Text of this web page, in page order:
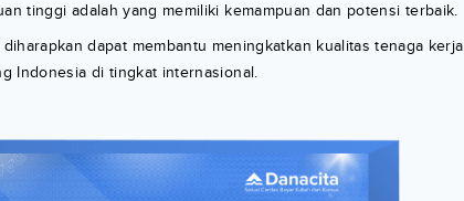
tinggi adalah yang memiliki kemampuan dan potensi terbaik.
dapat membantu meningkatkan kualitas tenaga kerja
Indonesia di tingkat internasional.